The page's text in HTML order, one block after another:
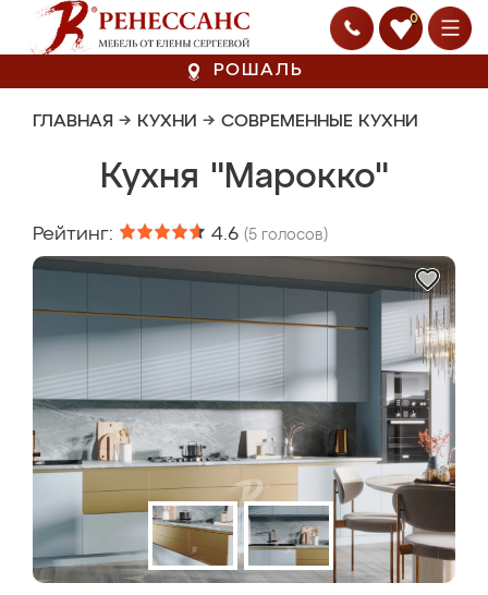
0
РОШАЛЬ
ГЛАВНАЯ → КУХНИ → СОВРЕМЕННЫЕ КУХНИ
Кухня "Марокко"
Рейтинг: 4.6 (5 голосов)